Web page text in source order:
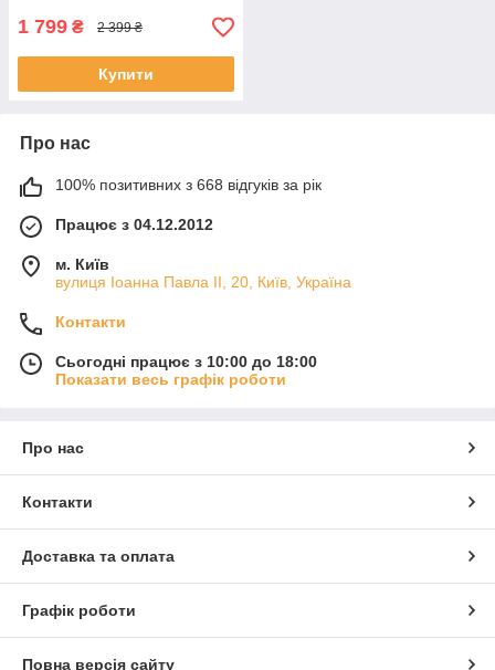
1 799 ₴ 2 399 ₴
Купити
Про нас
100% позитивних з 668 відгуків за рік
Працює з 04.12.2012
м. Київ
вулиця Іоанна Павла ІІ, 20, Київ, Україна
Контакти
Сьогодні працює з 10:00 до 18:00
Показати весь графік роботи
Про нас
Контакти
Доставка та оплата
Графік роботи
Повна версія сайту